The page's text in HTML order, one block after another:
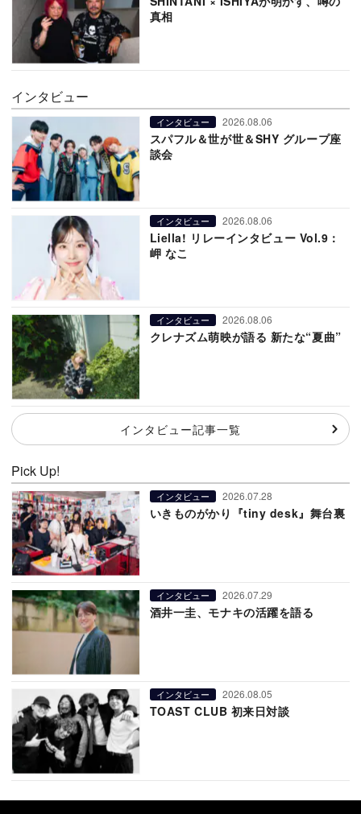
真相
インタビュー
インタビュー 2026.08.06
スパフル＆世が世＆SHY グループ座
談会
インタビュー 2026.08.06
Liella! リレーインタビュー Vol.9：
岬 なこ
インタビュー 2026.08.06
クレナズム萌映が語る 新たな“夏曲”
インタビュー記事一覧
Pick Up!
インタビュー 2026.07.28
いきものがかり『tiny desk』舞台裏
インタビュー 2026.07.29
酒井一圭、モナキの活躍を語る
インタビュー 2026.08.05
TOAST CLUB 初来日対談